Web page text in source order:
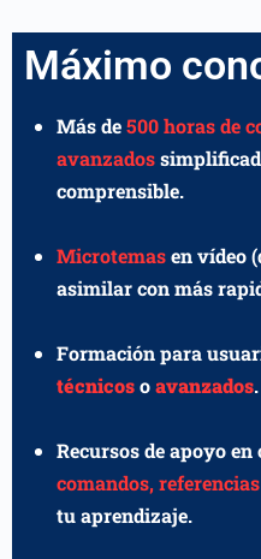
Máximo
Más de500 horas de
avanzados
comprensible.
Microtemasen vídeo
asimilar con más
Formación para
técnicosoavanzados.
Recursos de apoyo en
comandos, referencias
tu aprendizaje.